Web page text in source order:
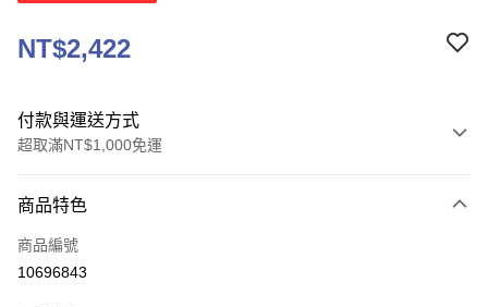
NT$2,422
付款與運送方式
超取滿NT$1,000免運
信用卡一次付款
信用卡分期付款
商品特色
商品編號
10696843